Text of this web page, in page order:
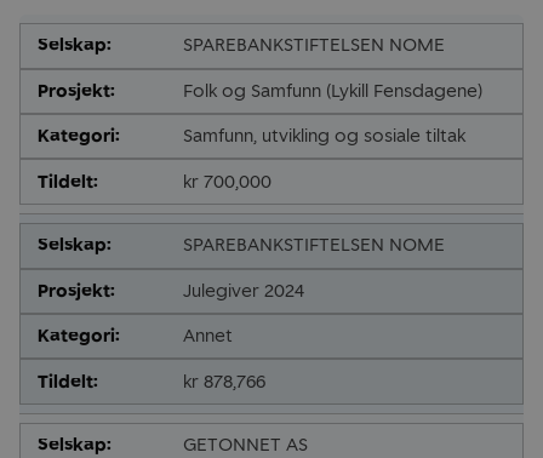
SPAREBANKSTIFTELSEN NOME
Folk og Samfunn (Lykill Fensdagene)
Samfunn, utvikling og sosiale tiltak
kr 700,000
SPAREBANKSTIFTELSEN NOME
Julegiver 2024
Annet
kr 878,766
GETONNET AS